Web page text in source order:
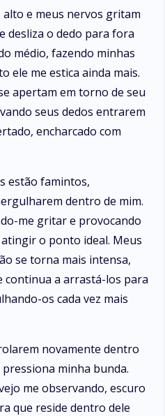
e meus nervos gritam
desliza o dedo para fora
médio, fazendo minhas
ele me estica ainda mais.
apertam em torno de seu
seus dedos entrarem
encharcado com
estão famintos,
dentro de mim.
me gritar e provocando
o ponto ideal. Meus
se torna mais intensa,
continua a arrastá-los para
os cada vez mais
novamente dentro
minha bunda.
me observando, escuro
que reside dentro dele